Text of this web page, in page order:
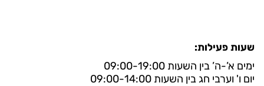
שעות פעילות:
ימים א’-ה’ בין השעות 09:00-19:00
יום ו' וערבי חג בין השעות 09:00-14:00